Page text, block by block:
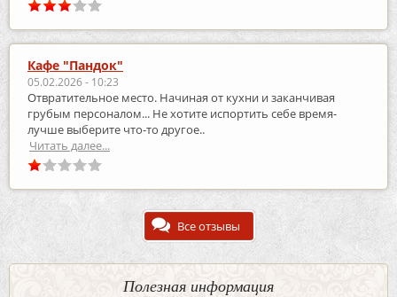
Кафе "Пандок"
05.02.2026 - 10:23
Отвратительное место. Начиная от кухни и заканчивая
грубым персоналом... Не хотите испортить себе время-
лучше выберите что-то другое..
Читать далее...
Все отзывы
Полезная информация